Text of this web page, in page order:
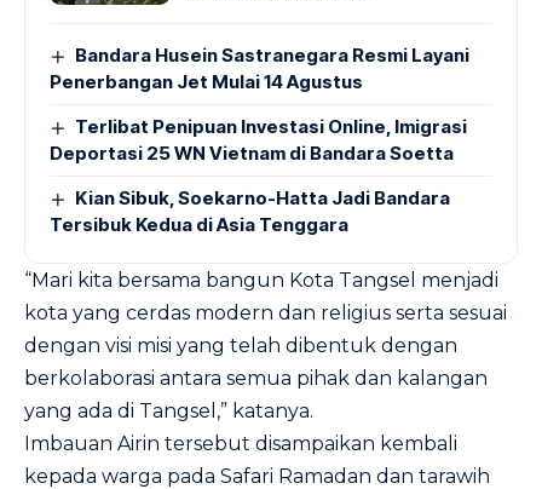
Bandara Husein Sastranegara Resmi Layani
Penerbangan Jet Mulai 14 Agustus
Terlibat Penipuan Investasi Online, Imigrasi
Deportasi 25 WN Vietnam di Bandara Soetta
Kian Sibuk, Soekarno-Hatta Jadi Bandara
Tersibuk Kedua di Asia Tenggara
“Mari kita bersama bangun Kota Tangsel menjadi
kota yang cerdas modern dan religius serta sesuai
dengan visi misi yang telah dibentuk dengan
berkolaborasi antara semua pihak dan kalangan
yang ada di Tangsel,” katanya.
Imbauan Airin tersebut disampaikan kembali
kepada warga pada Safari Ramadan dan tarawih